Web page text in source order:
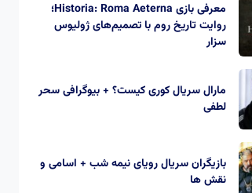
معرفی بازی Historia: Roma Aeterna؛
روایت تاریخ روم با تصمیم‌های ژولیوس
سزار
مارال سریال کوری کیست؟ + بیوگرافی سحر
لطفی
بازیگران سریال رویای نیمه شب + اسامی و
نقش ها